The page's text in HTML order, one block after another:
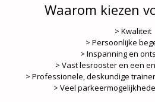
Waarom kiezen
> Kwaliteit
> Persoonlijke
> Inspanning en
> Vast lesrooster en een
> Professionele, deskundige
> Veel